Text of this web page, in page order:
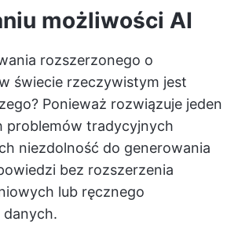
możliwości AI
rozszerzonego o
świecie rzeczywistym jest
Ponieważ rozwiązuje jeden
problemów tradycyjnych
niezdolność do generowania
bez rozszerzenia
lub ręcznego